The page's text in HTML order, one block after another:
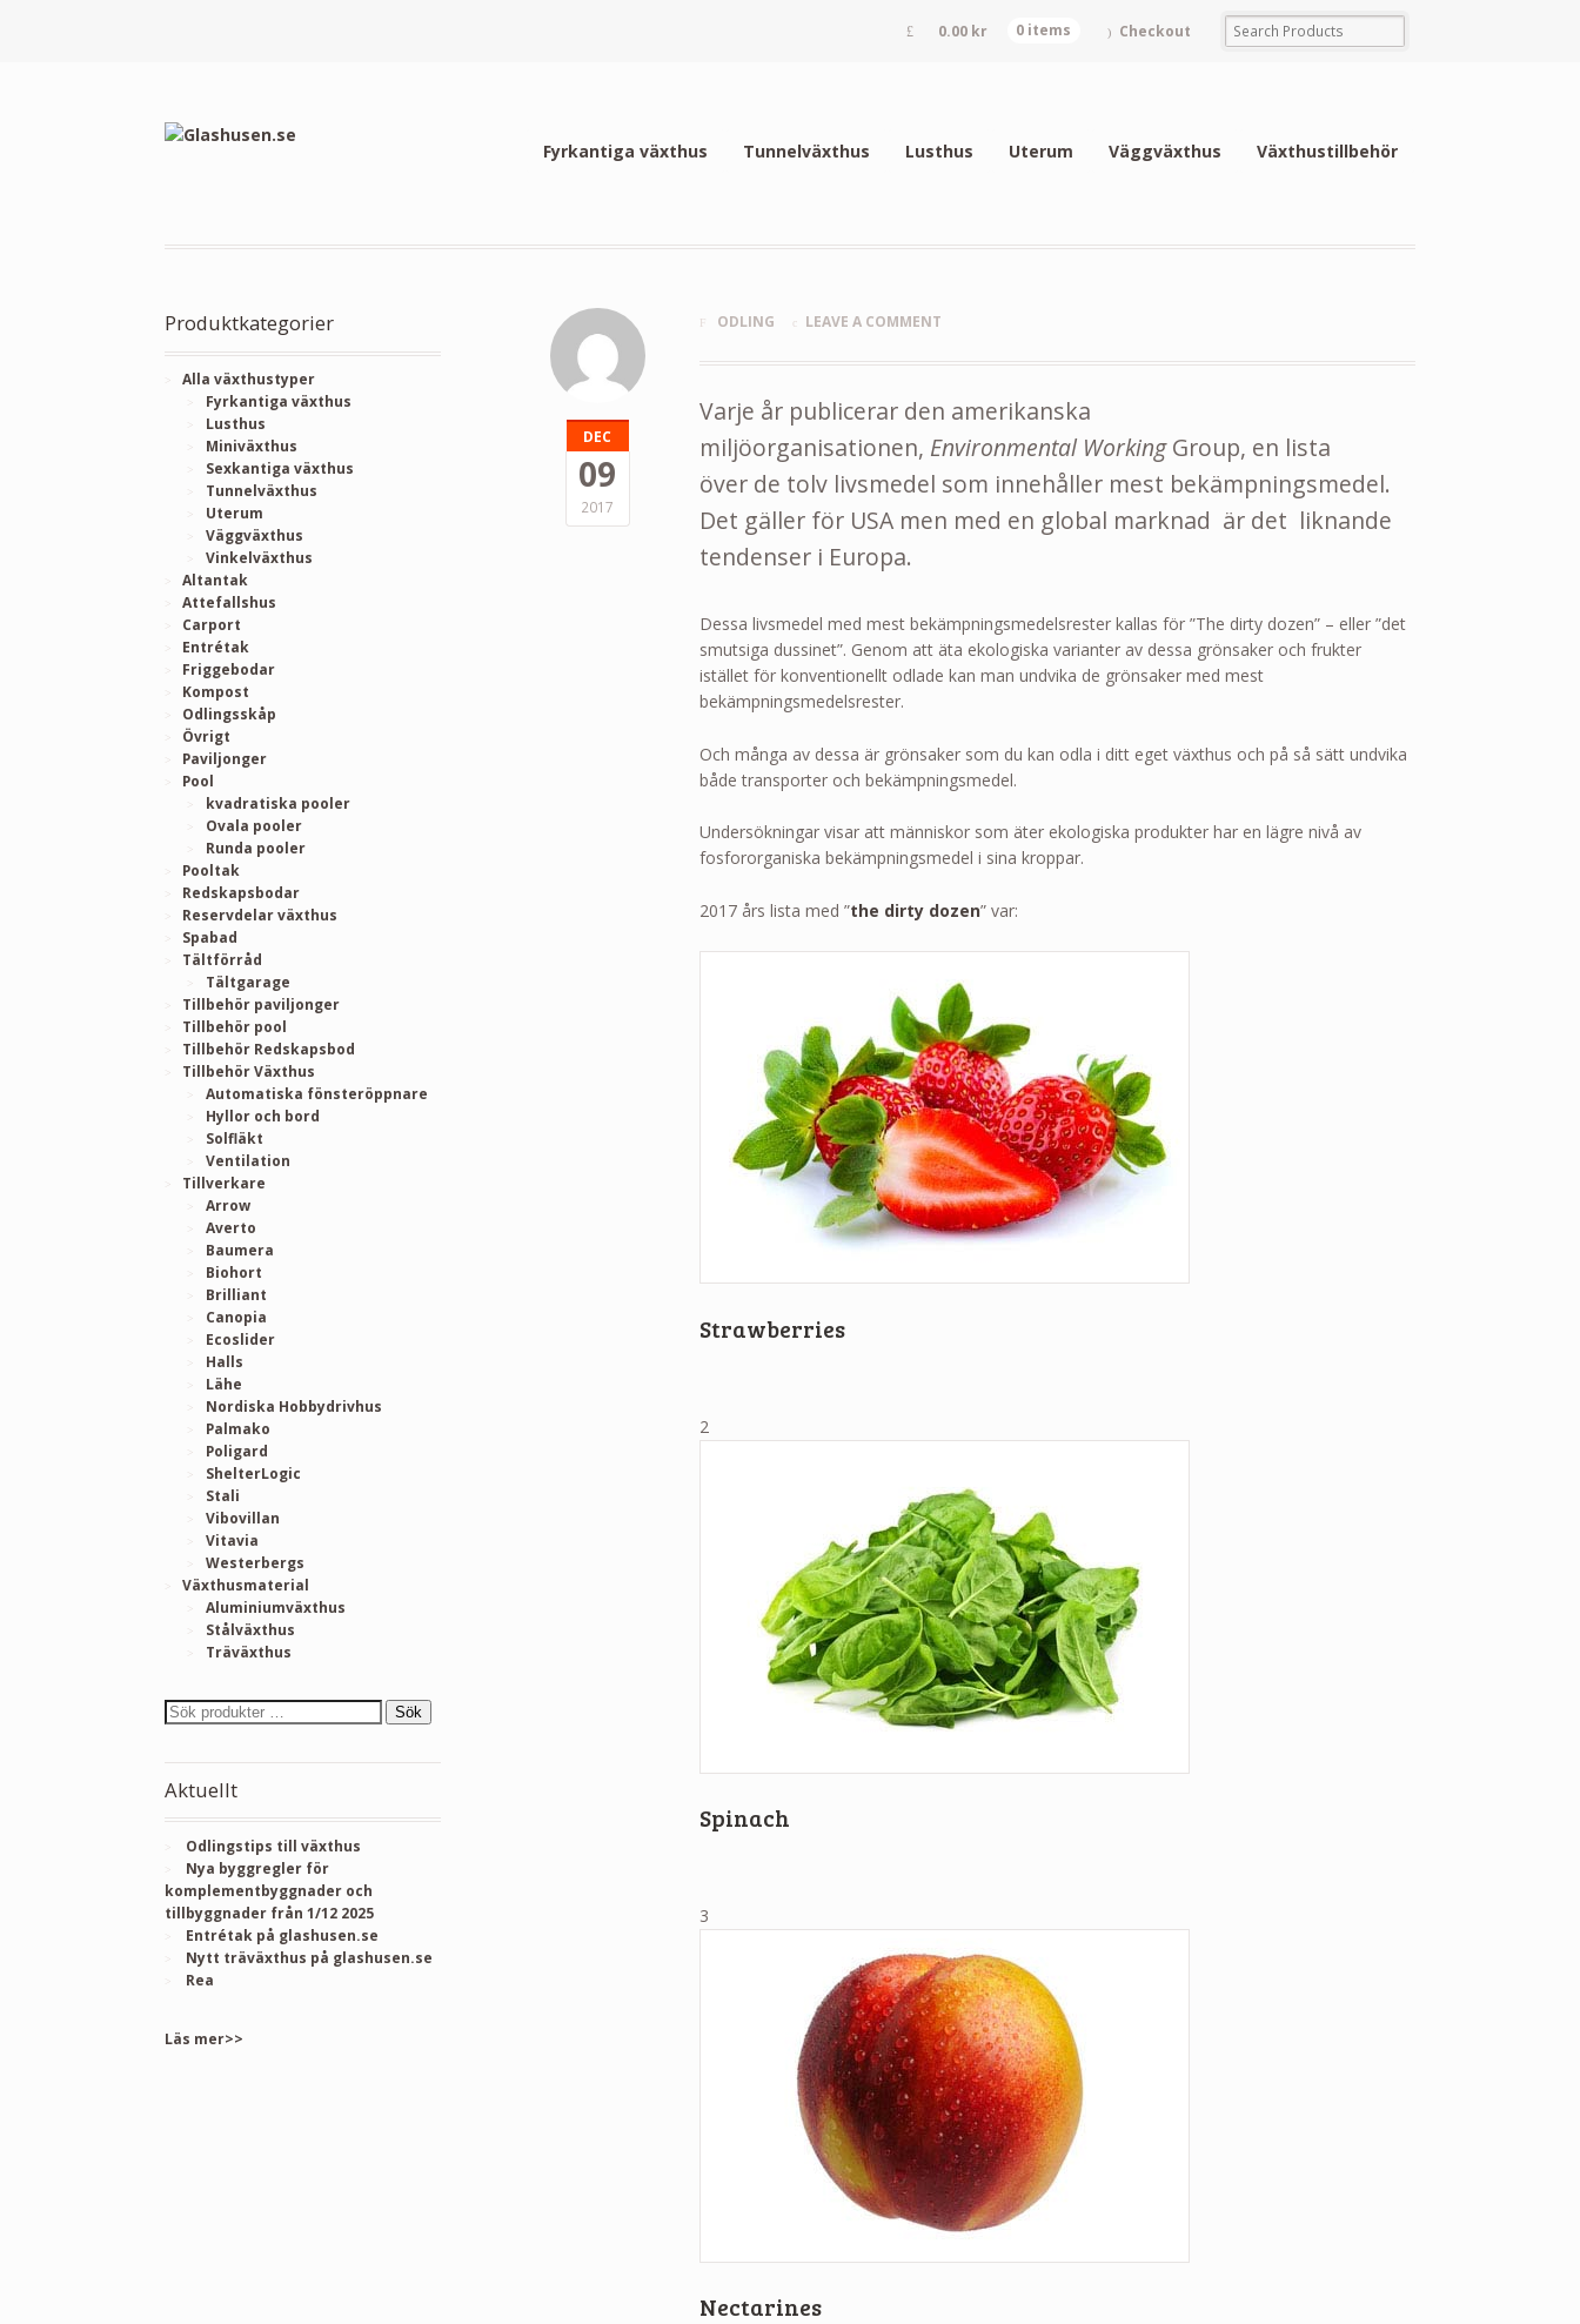
0.00 kr 0 items Checkout
Fyrkantiga växthus Tunnelväxthus Lusthus Uterum Väggväxthus Växthustillbehör
DEC
09
2017
ODLING LEAVE A COMMENT
Varje år publicerar den amerikanska
miljöorganisationen, Environmental WorkingGroup, en lista
över de tolv livsmedel som innehåller mest bekämpningsmedel.
Det gäller för USA men med en global marknad är det liknande
tendenser i Europa.
Dessa livsmedel med mest bekämpningsmedelsrester kallas för ”The dirty dozen” – eller ”det
smutsiga dussinet”. Genom att äta ekologiska varianter av dessa grönsaker och frukter
istället för konventionellt odlade kan man undvika de grönsaker med mest
bekämpningsmedelsrester.
Och många av dessa är grönsaker som du kan odla i ditt eget växthus och på så sätt undvika
både transporter och bekämpningsmedel.
Undersökningar visar att människor som äter ekologiska produkter har en lägre nivå av
fosfororganiska bekämpningsmedel i sina kroppar.
2017 års lista med ”the dirty dozen” var:
Strawberries
2
Spinach
3
Nectarines
Produktkategorier
Alla växthustyper
Fyrkantiga växthus
Lusthus
Miniväxthus
Sexkantiga växthus
Tunnelväxthus
Uterum
Väggväxthus
Vinkelväxthus
Altantak
Attefallshus
Carport
Entrétak
Friggebodar
Kompost
Odlingsskåp
Övrigt
Paviljonger
Pool
kvadratiska pooler
Ovala pooler
Runda pooler
Pooltak
Redskapsbodar
Reservdelar växthus
Spabad
Tältförråd
Tältgarage
Tillbehör paviljonger
Tillbehör pool
Tillbehör Redskapsbod
Tillbehör Växthus
Automatiska fönsteröppnare
Hyllor och bord
Solfläkt
Ventilation
Tillverkare
Arrow
Averto
Baumera
Biohort
Brilliant
Canopia
Ecoslider
Halls
Lähe
Nordiska Hobbydrivhus
Palmako
Poligard
ShelterLogic
Stali
Vibovillan
Vitavia
Westerbergs
Växthusmaterial
Aluminiumväxthus
Stålväxthus
Träväxthus
Sök
Aktuellt
Odlingstips till växthus
Nya byggregler för
komplementbyggnader och
tillbyggnader från 1/12 2025
Entrétak på glashusen.se
Nytt träväxthus på glashusen.se
Rea
Läs mer>>